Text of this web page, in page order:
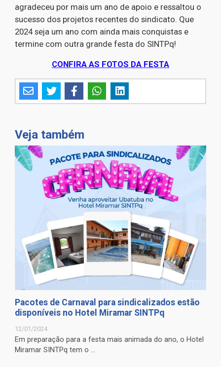
agradeceu por mais um ano de apoio e ressaltou o
sucesso dos projetos recentes do sindicato. Que
2024 seja um ano com ainda mais conquistas e
termine com outra grande festa do SINTPq!
CONFIRA AS FOTOS DA FESTA
Veja também
Pacotes de Carnaval para sindicalizados estão
disponíveis no Hotel Miramar SINTPq
12/01/2024
Em preparação para a festa mais animada do ano, o Hotel
Miramar SINTPq tem o ...